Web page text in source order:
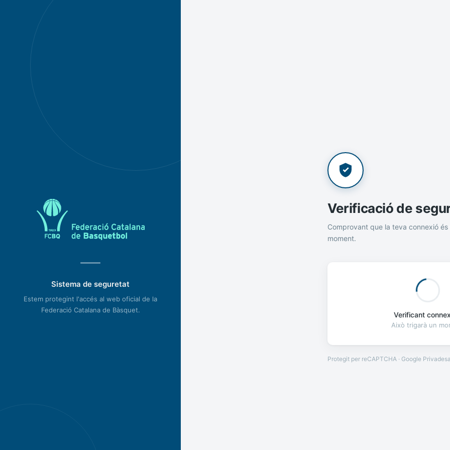
Sistema de seguretat
Estem protegint l'accés al web oficial de la
Federació Catalana de Bàsquet.
Verificació de
Comprovant que la teva connexió és
moment.
Verificant
Això trigarà un
Protegit per reCAPTCHA · Google Privadesa